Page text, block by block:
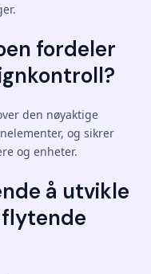
fordeler
den nøyaktige
og sikrer
og enheter.
å utvikle